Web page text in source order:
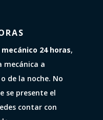
mecánico 24 horas,
mecánica a
de la noche. No
se presente el
contar con